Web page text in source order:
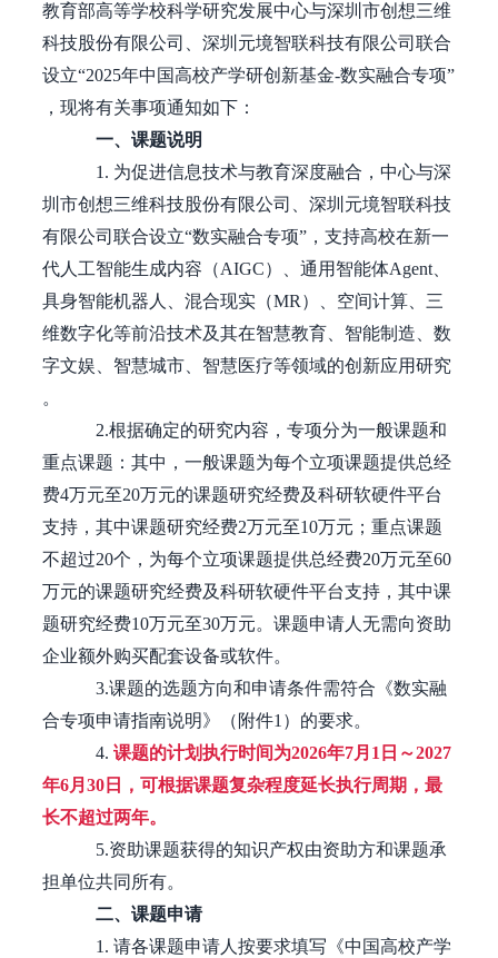
教育部高等学校科学研究发展中心与深圳市创想三维
科技股份有限公司、深圳元境智联科技有限公司联合
设立“2025年中国高校产学研创新基金-数实融合专项”
，现将有关事项通知如下：
一、课题说明
1. 为促进信息技术与教育深度融合，中心与深
圳市创想三维科技股份有限公司、深圳元境智联科技
有限公司联合设立“数实融合专项”，支持高校在新一
代人工智能生成内容（AIGC）、通用智能体Agent、
具身智能机器人、混合现实（MR）、空间计算、三
维数字化等前沿技术及其在智慧教育、智能制造、数
字文娱、智慧城市、智慧医疗等领域的创新应用研究
。
2.根据确定的研究内容，专项分为一般课题和
重点课题：其中，一般课题为每个立项课题提供总经
费4万元至20万元的课题研究经费及科研软硬件平台
支持，其中课题研究经费2万元至10万元；重点课题
不超过20个，为每个立项课题提供总经费20万元至60
万元的课题研究经费及科研软硬件平台支持，其中课
题研究经费10万元至30万元。课题申请人无需向资助
企业额外购买配套设备或软件。
3.课题的选题方向和申请条件需符合《数实融
合专项申请指南说明》（附件1）的要求。
4. 课题的计划执行时间为2026年7月1日～2027
年6月30日，可根据课题复杂程度延长执行周期，最
长不超过两年。
5.资助课题获得的知识产权由资助方和课题承
担单位共同所有。
二、课题申请
1. 请各课题申请人按要求填写《中国高校产学